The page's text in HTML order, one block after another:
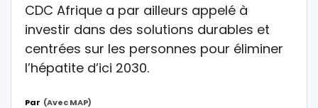
CDC Afrique a par ailleurs appelé à
investir dans des solutions durables et
centrées sur les personnes pour éliminer
l’hépatite d’ici 2030.
Par (avec MAP)